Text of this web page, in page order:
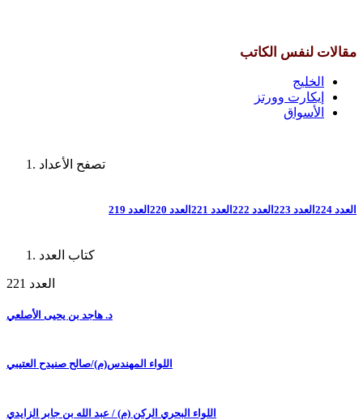
مقالات لنفس الكاتب
الخليج
إيكارت وورتز
الأسواق
تصفح الأعداد
العدد 224 العدد 223 العدد 222 العدد 221 العدد 220 العدد 219
كتاب العدد
العدد 221
د. هاجد بن يحيى الأصلعي
اللواء المهندس(م)/صالح صنيدح العتيبي
اللواء البحري الركن (م) / عبد الله بن جابر الزايدي